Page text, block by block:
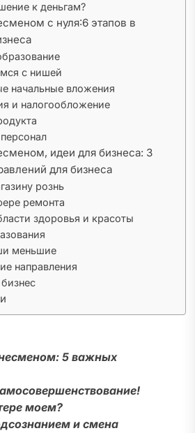
к деньгам?
с нуля:6 этапов в
с нишей
начальные вложения
и налогообложение
идеи для бизнеса: 3
для бизнеса
рознь
ремонта
здоровья и красоты
меньшие
направления
5 важных
моем?
и смена